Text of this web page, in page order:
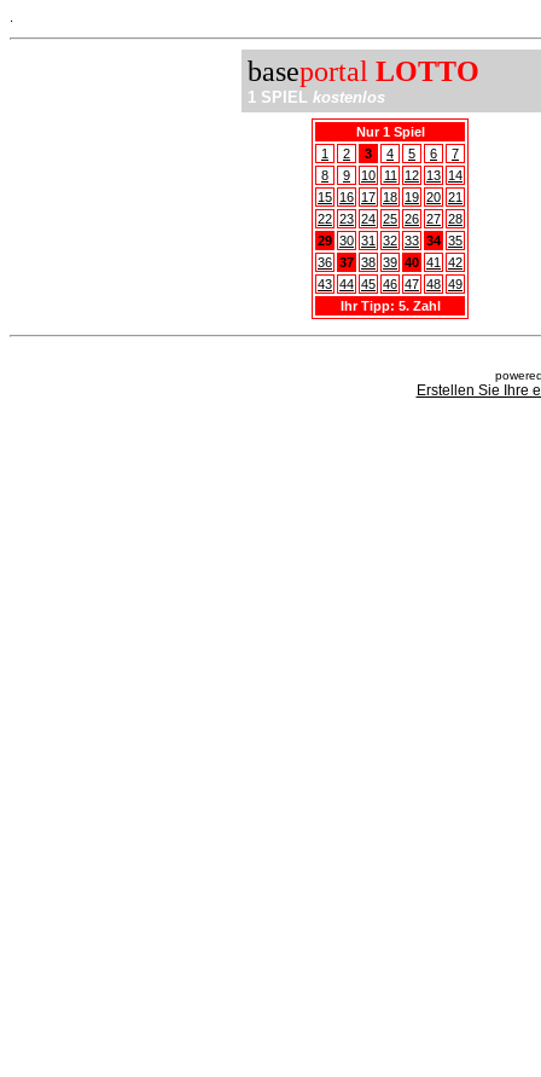
baseportal LOTTO
1 SPIEL kostenlos
Nur 1 Spiel
1
2 3 4 5 6
7
8
9 10 11 12 13 14
15 16 17 18 19 20 21
22 23 24 25 26 27 28
29 30 31 32 33 34 35
36 37 38 39 40 41
42
43 44 45 46 47 48 49
Ihr Tipp: 5. Zahl
Erstellen Sie Ihre